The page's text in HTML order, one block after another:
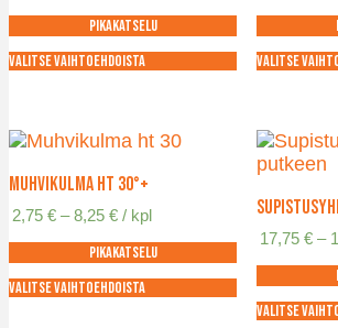
-
928,75 €
Pikakatselu
Valitse vaihtoehdoista
on
useampi
muunnelma.
Voit
tehdä
valinnat
tuotteen
sivulla.
Valitse
on
useampi
Voit
tehdä
valinnat
tuotteen
sivulla.
Muhvikulma HT 30°+
2,75€ – 8,25€Hintaluokka:
-
/ kpl
Pikakatselu
Valitse vaihtoehdoista
17,75 € –
Valitse